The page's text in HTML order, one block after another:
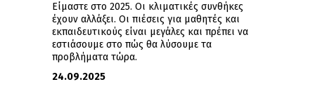
Είμαστε στο 2025. Οι κλιματικές συνθήκες
έχουν αλλάξει. Οι πιέσεις για μαθητές και
εκπαιδευτικούς είναι μεγάλες και πρέπει να
εστιάσουμε στο πώς θα λύσουμε τα
προβλήματα τώρα.
24.09.2025